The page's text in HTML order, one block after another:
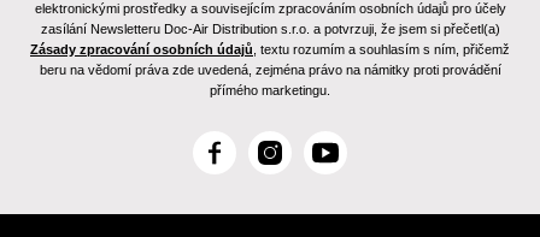
elektronickými prostředky a souvisejícím zpracováním osobních údajů pro účely
zasílání Newsletteru Doc-Air Distribution s.r.o. a potvrzuji, že jsem si přečetl(a)
Zásady zpracování osobních údajů , textu rozumím a souhlasím s ním, přičemž
beru na vědomí práva zde uvedená, zejména právo na námitky proti provádění
přímého marketingu.
F
c
I
s
Y
u